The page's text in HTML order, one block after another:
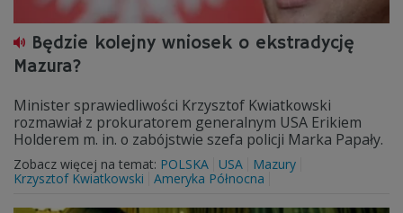
Będzie kolejny wniosek o ekstradycję
Mazura?
Minister sprawiedliwości Krzysztof Kwiatkowski
rozmawiał z prokuratorem generalnym USA Erikiem
Holderem m. in. o zabójstwie szefa policji Marka Papały.
Zobacz więcej na temat: POLSKA USA
Mazury
Krzysztof Kwiatkowski
Ameryka Północna